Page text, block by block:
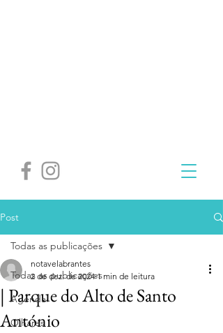
Post
Todas as publicações
Agenda
Olhares
Todas as publicações
| Parque do Alto de Santo
António
notavelabrantes
2 de dez. de 2024 1 min de leitura